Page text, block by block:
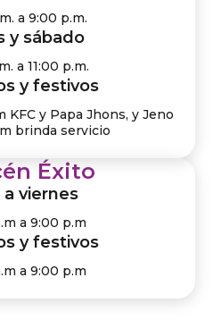
a 9:00 p.m.
y sábado
a 11:00 p.m.
y festivos
KFC y Papa Jhons, y Jeno
brinda servicio
Éxito
a viernes
a 9:00 p.m
y festivos
a 9:00 p.m​